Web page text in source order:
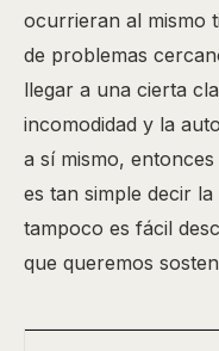
ocurrieran al mismo
de problemas
llegar a una cierta
incomodidad y la
a sí mismo,
es tan simple decir
tampoco es fácil
que queremos